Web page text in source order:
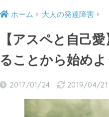
ホーム 大人の発達障害
【アスペと自己
ることから始めよ
2017/01/24 2019/04/21